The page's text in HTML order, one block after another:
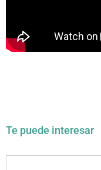
Te puede interesar